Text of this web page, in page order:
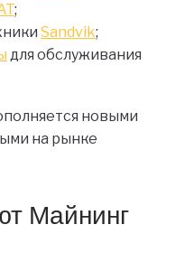
;
Sandvik;
для обслуживания
новыми
на рынке
Майнинг